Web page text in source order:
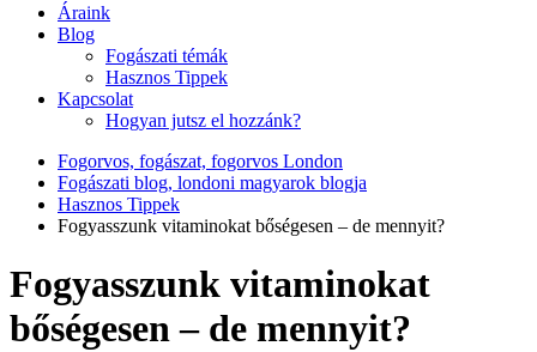
Áraink
Blog
Fogászati témák
Hasznos Tippek
Kapcsolat
Hogyan jutsz el hozzánk?
Fogorvos, fogászat, fogorvos London
Fogászati blog, londoni magyarok blogja
Hasznos Tippek
Fogyasszunk vitaminokat bőségesen – de mennyit?
Fogyasszunk vitaminokat
bőségesen – de mennyit?